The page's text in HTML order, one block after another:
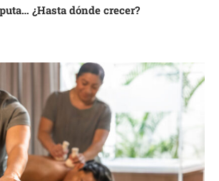
¿Hasta dónde crecer?